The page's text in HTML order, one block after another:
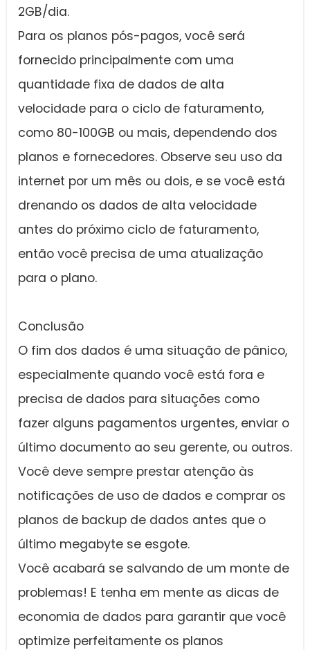
2GB/dia.
Para os planos pós-pagos, você será
fornecido principalmente com uma
quantidade fixa de dados de alta
velocidade para o ciclo de faturamento,
como 80-100GB ou mais, dependendo dos
planos e fornecedores. Observe seu uso da
internet por um mês ou dois, e se você está
drenando os dados de alta velocidade
antes do próximo ciclo de faturamento,
então você precisa de uma atualização
para o plano.
Conclusão
O fim dos dados é uma situação de pânico,
especialmente quando você está fora e
precisa de dados para situações como
fazer alguns pagamentos urgentes, enviar o
último documento ao seu gerente, ou outros.
Você deve sempre prestar atenção às
notificações de uso de dados e comprar os
planos de backup de dados antes que o
último megabyte se esgote.
Você acabará se salvando de um monte de
problemas! E tenha em mente as dicas de
economia de dados para garantir que você
optimize perfeitamente os planos